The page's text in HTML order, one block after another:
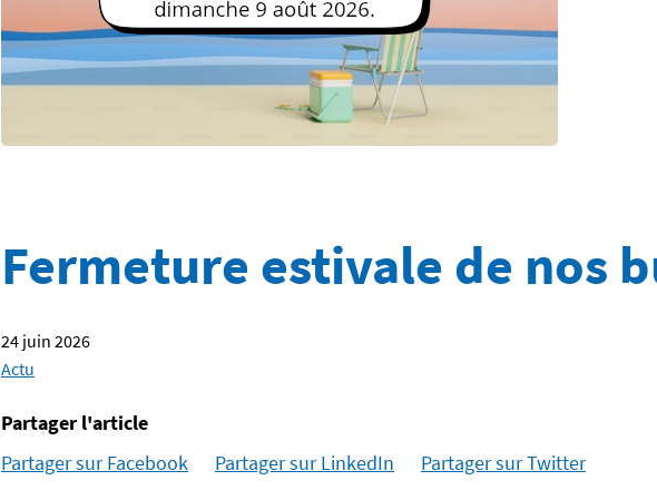
Fermeture estivale de nos
24 juin 2026
Actu
Partager l'article
Partager sur Facebook
Partager sur LinkedIn Partager sur Twitter